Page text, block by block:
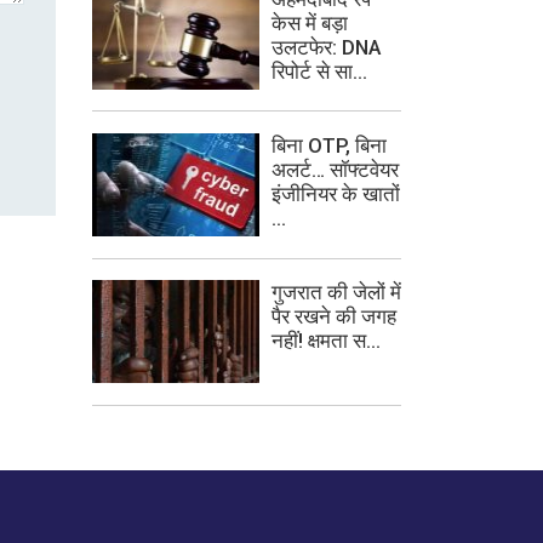
केस में बड़ा
उलटफेर: DNA
रिपोर्ट से सा...
बिना OTP, बिना
अलर्ट… सॉफ्टवेयर
इंजीनियर के खातों
...
गुजरात की जेलों में
पैर रखने की जगह
नहीं! क्षमता स...